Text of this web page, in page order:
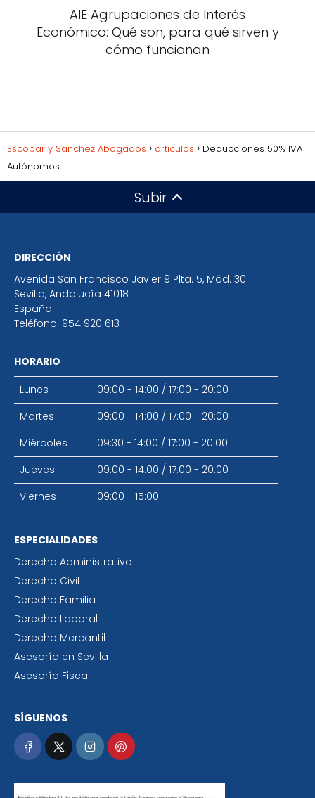
AIE Agrupaciones de Interés
Económico: Qué son, para qué sirven y
cómo funcionan
Escobar y Sánchez Abogados artículos
Deducciones 50% IVA
Autónomos
Subir
DIRECCIÓN
Avenida San Francisco Javier 9 Plta. 5, Mód. 30
Sevilla, Andalucía 41018
España
Teléfono: 954 920 613
HORARIO
Lunes
09:00 - 14:00 / 17:00 - 20:00
Martes
09:00 - 14:00 / 17:00 - 20:00
Miércoles
09:30 - 14:00 / 17:00 - 20:00
Jueves
09:00 - 14:00 / 17:00 - 20:00
Viernes
09:00 - 15:00
ESPECIALIDADES
Derecho Administrativo
Derecho Civil
Derecho Familia
Derecho Laboral
Derecho Mercantil
Asesoría en Sevilla
Asesoría Fiscal
SÍGUENOS